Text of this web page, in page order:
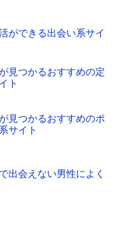
ができる出会い系サイ
見つかるおすすめの定
ト
見つかるおすすめのポ
サイト
出会えない男性によく